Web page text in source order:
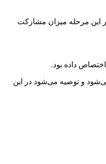
هزار و ۱۸۶ نفر در دور دوم انتخابات ریاست جمهوری در ۱۵ تیرماه رأی دادند که در این مرحله میزان مشارکت
داده بود.
می‌شود و توصیه می‌شود در این